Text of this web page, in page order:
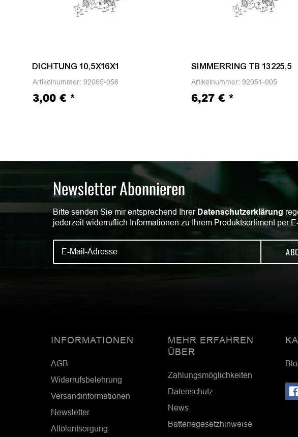
DICHTUNG 10,5X16X1
Artikelnummer: 92065-058
3,00 € *
SIMMERRING TB 13225,5
Artikelnummer: 92051-005
6,27 € *
Newsletter Abonnieren
Bitte senden Sie mir entsprechend Ihrer Datenschutzerklärung
jederzeit widerruflich Informationen zu Ihrem Produktsortiment per
INFORMATIONEN
AGB
Widerrufsbelehrung
Versandinformationen
Newsletter
Altölentsorgung
MEHR ERFAHREN
ÜBER
Zahlungsmöglichkeiten
Datenschutz
News
Batteriegesetzhinweise